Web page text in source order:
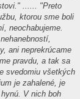
...... "Preto
ktorou sme boli
neochabujeme.
ani neprekrúcame
pravdu, a tak sa
svedomiu všetkých
je zahalené, je
V nich boh